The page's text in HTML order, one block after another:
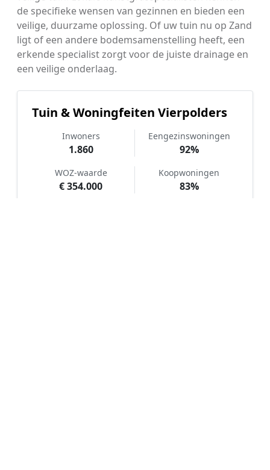
de specifieke wensen van gezinnen en bieden een
veilige, duurzame oplossing. Of uw tuin nu op Zand
ligt of een andere bodemsamenstelling heeft, een
erkende specialist zorgt voor de juiste drainage en
een veilige onderlaag.
Tuin & Woningfeiten Vierpolders
Inwoners
1.860
Eengezinswoningen
92%
WOZ-waarde
€ 354.000
Koopwoningen
83%